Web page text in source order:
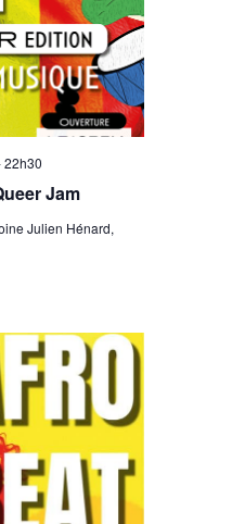
Jam
22h30
Julien Hénard,